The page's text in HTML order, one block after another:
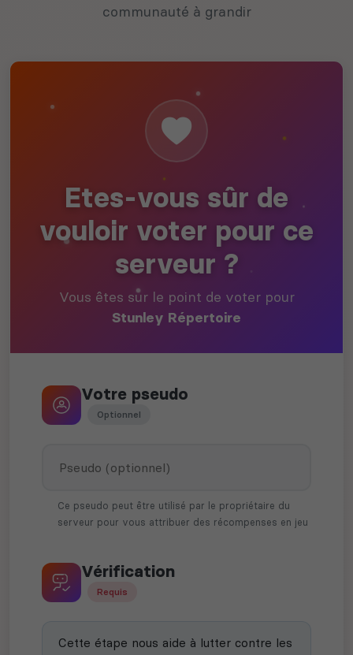
communauté à grandir
Etes-vous sûr de
vouloir voter pour ce
serveur ?
Vous êtes sur le point de voter pour
Stunley Répertoire
Votre pseudo
Optionnel
Ce pseudo peut être utilisé par le propriétaire du
serveur pour vous attribuer des récompenses en jeu
Vérification
Requis
Cette étape nous aide à lutter contre les